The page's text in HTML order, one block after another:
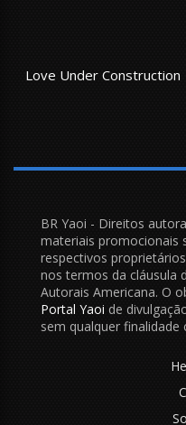
Love Under Construction
BR Yaoi - Direitos
materiais promocionais
respectivos
nos termos da cláusula
Autorais Americana. O
Portal Yaoi de
sem qualquer finalidade